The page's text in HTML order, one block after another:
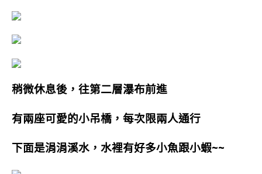
稍微休息後，往第二層瀑布前進
有兩座可愛的小吊橋，每次限兩人通行
下面是涓涓溪水，水裡有好多小魚跟小蝦~~